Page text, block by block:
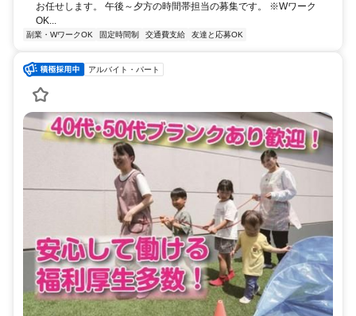
お任せします。 午後～夕方の時間帯担当の募集です。 ※Wワーク
OK...
副業・WワークOK 固定時間制 交通費支給 友達と応募OK
アルバイト・パート